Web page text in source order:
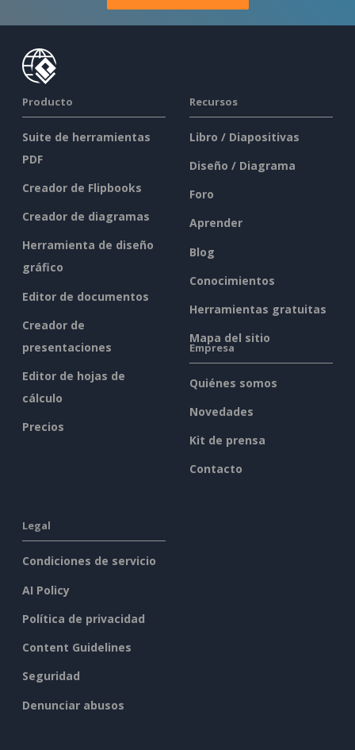
Producto
Suite de herramientas
PDF
Creador de Flipbooks
Creador de diagramas
Herramienta de diseño
gráfico
Editor de documentos
Creador de
presentaciones
Editor de hojas de
cálculo
Precios
Recursos
Libro / Diapositivas
Diseño / Diagrama
Foro
Aprender
Blog
Conocimientos
Herramientas gratuitas
Mapa del sitio
Empresa
Quiénes somos
Novedades
Kit de prensa
Contacto
Legal
Condiciones de servicio
AI Policy
Política de privacidad
Content Guidelines
Seguridad
Denunciar abusos